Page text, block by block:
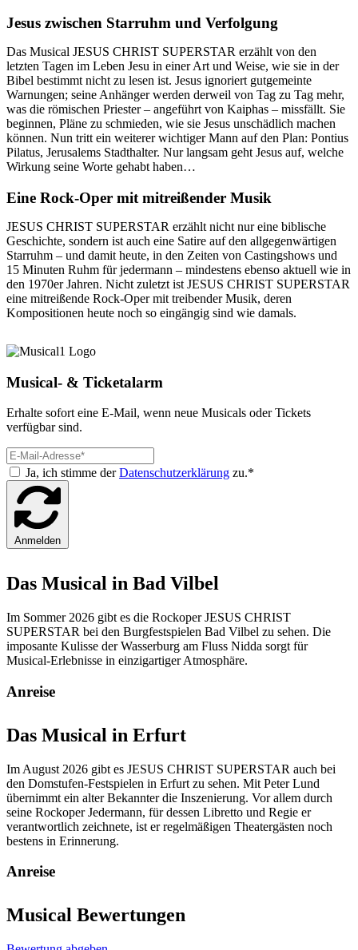
Jesus zwischen Starruhm und Verfolgung
Das Musical JESUS CHRIST SUPERSTAR erzählt von den
letzten Tagen im Leben Jesu in einer Art und Weise, wie sie in der
Bibel bestimmt nicht zu lesen ist. Jesus ignoriert gutgemeinte
Warnungen; seine Anhänger werden derweil von Tag zu Tag mehr,
was die römischen Priester – angeführt von Kaiphas – missfällt. Sie
beginnen, Pläne zu schmieden, wie sie Jesus unschädlich machen
können. Nun tritt ein weiterer wichtiger Mann auf den Plan: Pontius
Pilatus, Jerusalems Stadthalter. Nur langsam geht Jesus auf, welche
Wirkung seine Worte gehabt haben…
Eine Rock-Oper mit mitreißender Musik
JESUS CHRIST SUPERSTAR erzählt nicht nur eine biblische
Geschichte, sondern ist auch eine Satire auf den allgegenwärtigen
Starruhm – und damit heute, in den Zeiten von Castingshows und
15 Minuten Ruhm für jedermann – mindestens ebenso aktuell wie in
den 1970er Jahren. Nicht zuletzt ist JESUS CHRIST SUPERSTAR
eine mitreißende Rock-Oper mit treibender Musik, deren
Kompositionen heute noch so eingängig sind wie damals.
Musical- & Ticketalarm
Erhalte sofort eine E-Mail, wenn neue Musicals oder Tickets
verfügbar sind.
Ja, ich stimme derDatenschutzerklärung zu.*
Anmelden
Das Musical in Bad Vilbel
Im Sommer 2026 gibt es die Rockoper JESUS CHRIST
SUPERSTAR bei den Burgfestspielen Bad Vilbel zu sehen. Die
imposante Kulisse der Wasserburg am Fluss Nidda sorgt für
Musical-Erlebnisse in einzigartiger Atmosphäre.
Anreise
Das Musical in Erfurt
Im August 2026 gibt es JESUS CHRIST SUPERSTAR auch bei
den Domstufen-Festspielen in Erfurt zu sehen. Mit Peter Lund
übernimmt ein alter Bekannter die Inszenierung. Vor allem durch
seine Rockoper Jedermann, für dessen Libretto und Regie er
verantwortlich zeichnete, ist er regelmäßigen Theatergästen noch
bestens in Erinnerung.
Anreise
Musical Bewertungen